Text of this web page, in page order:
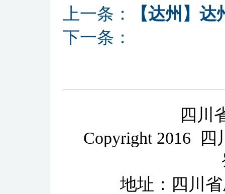
上一条：
【达州】
下一条：
四川
Copyright 2016 四
地址：四川省